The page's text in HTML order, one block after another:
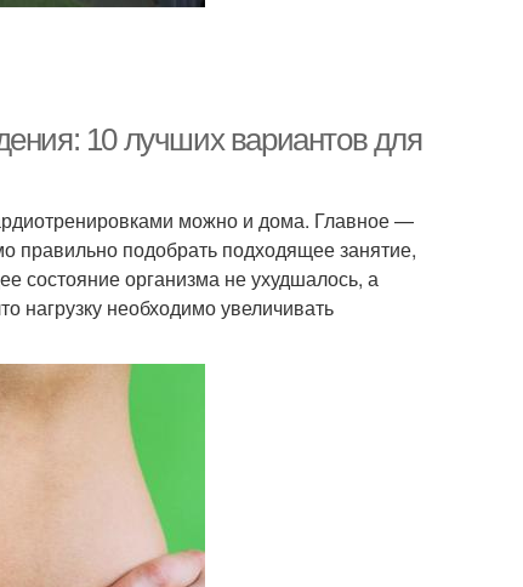
10 лучших вариантов для
можно и дома. Главное —
правильно подобрать подходящее занятие,
состояние организма не ухудшалось, а
нагрузку необходимо увеличивать